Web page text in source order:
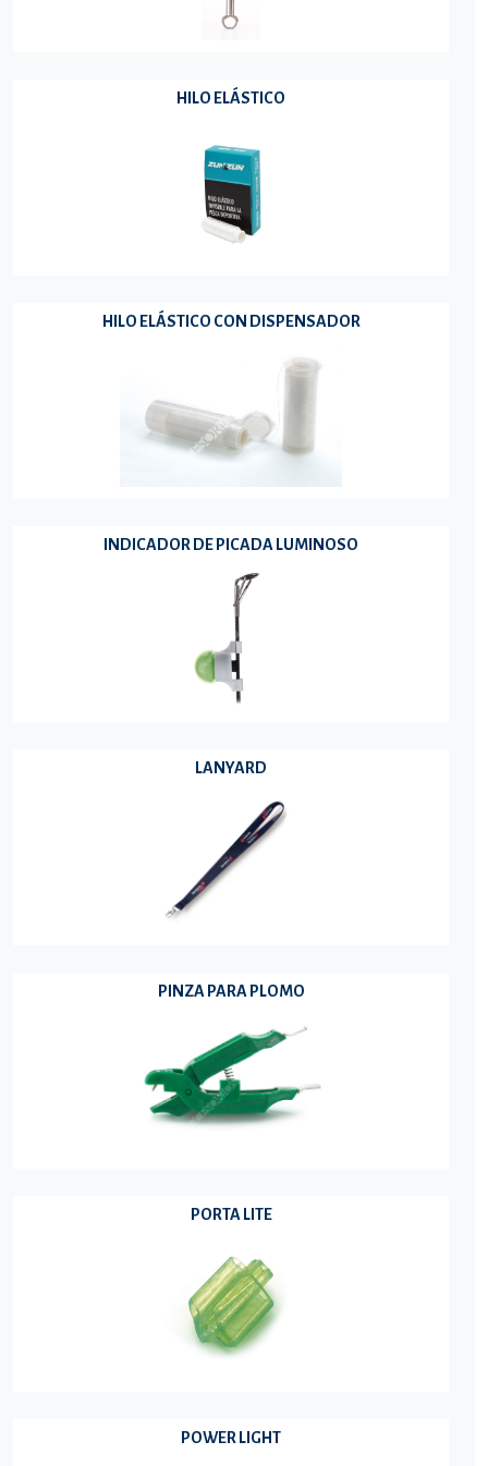
HILO ELÁSTICO
HILO ELÁSTICO CON DISPENSADOR
INDICADOR DE PICADA LUMINOSO
LANYARD
PINZA PARA PLOMO
PORTA LITE
POWER LIGHT